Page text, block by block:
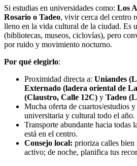
Si estudias en universidades como: Los
Rosario o Tadeo, vivir cerca del centro
lleno en la vida cultural de la ciudad. Es
(bibliotecas, museos, ciclovías), pero
por ruido y movimiento nocturno.
Por qué elegirlo:
Proximidad directa a: Uniandes
Externado (ladera oriental de
(Claustro, Calle 12C) y Tadeo
Mucha oferta de cuartos/estudios
universitaria y cultural todo el año.
Transporte abundante hacia todas
está en el centro.
Consejo local: prioriza calles
activo; de noche, planifica tus